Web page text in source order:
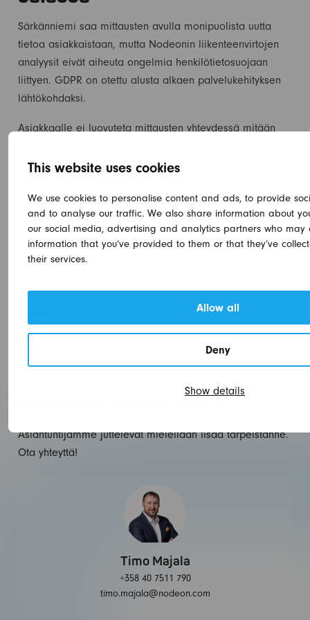
This website uses cookies
We use cookies to personalise content and ads, to provide
and to analyse our traffic. We also share information about
our social media, advertising and analytics partners who may
information that you’ve provided to them or that they’ve
their services.
Allow all
Deny
Show details
Särkänniemi saa mittausten avulla monipuolista uutta
tietoa asiakkaistaan, mutta Nodeonin liikenteenvirtojen
analyysit eivät aiheuta ongelmia henkilötietosuojaan
liittyen. GDPR on otettu alusta alkaen palvelukehityksen
lähtökohdaksi.
Asiakkaalle ei luovuteta mittausten yhteydessä mitään
rekisteritunnuksia. Postinumerot ovat syvin taso, joita
Asiakkaalle ei synny henkilötietorekisteriä mittauksen
tuloksena, ja Nodeon on sopinut kaikki
henkilötietosuojaan liittyvät asiat jo valmiiksi Traficomin
liikenteen mittaamisen palveluihimme
Haluatko kuulla lisää?
Asiantuntijamme juttelevat mielellään lisää tarpeistanne.
Ota yhteyttä!
Timo Majala
+358 40 7511 790
timo.majala@nodeon.com